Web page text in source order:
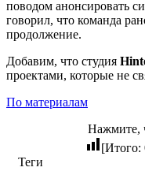
поводом анонсировать
говорил, что команда
продолжение.
Добавим, что студия
проектами, которые не
По материалам
Нажмите,
[Итого:
Теги